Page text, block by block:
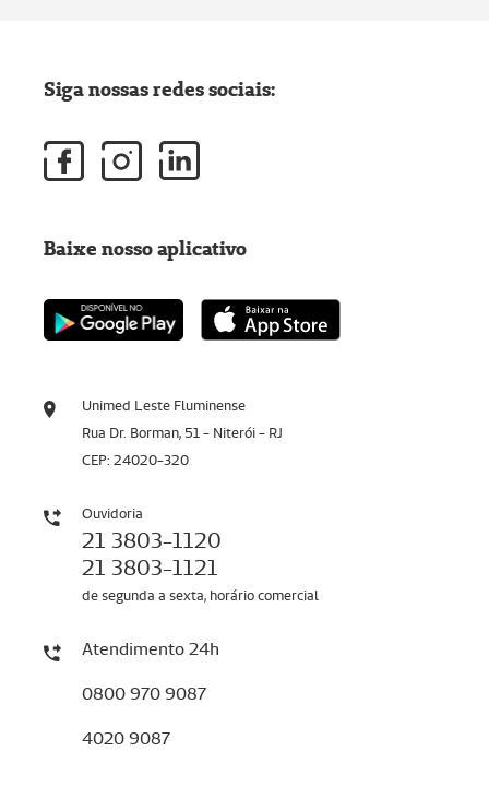
Unimed Leste Fluminense
Rua Dr. Borman, 51 - Niterói - RJ
CEP: 24020-320
Ouvidoria
21 3803-1120
21 3803-1121
de segunda a sexta, horário comercial
Atendimento 24h
0800 970 9087
4020 9087
Siga nossas redes sociais:
Baixe nosso aplicativo